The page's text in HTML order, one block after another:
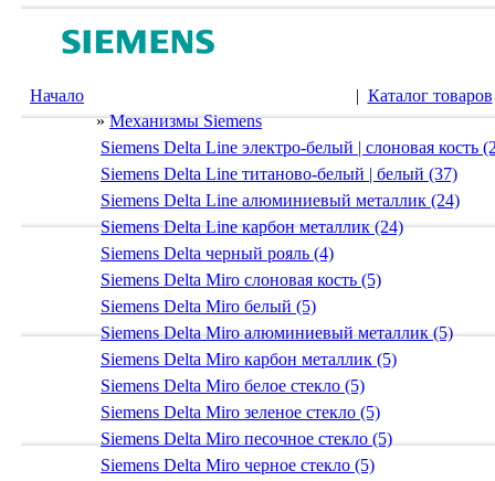
Начало | Каталог товаров
»Механизмы Siemens
Siemens Delta Line электро-белый | слоновая кость
Siemens Delta Line титаново-белый | белый (37)
Siemens Delta Line алюминиевый металлик (24)
Siemens Delta Line карбон металлик (24)
Siemens Delta черный рояль (4)
Siemens Delta Miro слоновая кость (5)
Siemens Delta Miro белый (5)
Siemens Delta Miro алюминиевый металлик (5)
Siemens Delta Miro карбон металлик (5)
Siemens Delta Miro белое стекло (5)
Siemens Delta Miro зеленое стекло (5)
Siemens Delta Miro песочное стекло (5)
Siemens Delta Miro черное стекло (5)